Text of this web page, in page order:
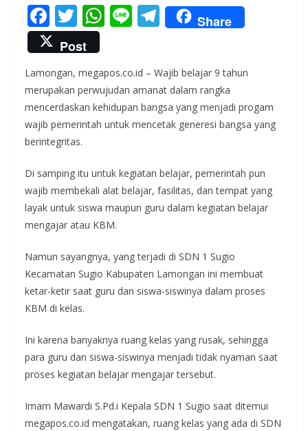
F
ac
e
b
o
o
k
T
w
itt
er
W
s
A
p
Li T
el
gr
a
m
Share
Post
Lamongan, megapos.co.id – Wajib belajar 9 tahun
merupakan perwujudan amanat dalam rangka
mencerdaskan kehidupan bangsa yang menjadi progam
wajib pemerintah untuk mencetak generesi bangsa yang
berintegritas.
Di samping itu untuk kegiatan belajar, pemerintah pun
wajib membekali alat belajar, fasilitas, dan tempat yang
layak untuk siswa maupun guru dalam kegiatan belajar
mengajar atau KBM.
Namun sayangnya, yang terjadi di SDN 1 Sugio
Kecamatan Sugio Kabupaten Lamongan ini membuat
ketar-ketir saat guru dan siswa-siswinya dalam proses
KBM di kelas.
Ini karena banyaknya ruang kelas yang rusak, sehingga
para guru dan siswa-siswinya menjadi tidak nyaman saat
proses kegiatan belajar mengajar tersebut.
Imam Mawardi S.Pd.i Kepala SDN 1 Sugio saat ditemui
megapos.co.id mengatakan, ruang kelas yang ada di SDN